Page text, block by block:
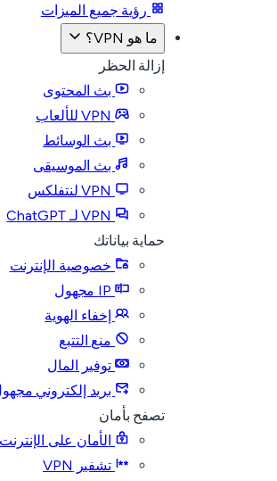
رؤية جميع الميزات
ما هو VPN؟
إزالة الحظر
بث المحتوى
VPN للألعاب
بث الوسائط
بث الموسيقى
VPN لنتفلكس
VPN لـ ChatGPT
حماية بياناتك
خصوصية الإنترنت
IP مجهول
إخفاء الهوية
منع التتبع
توفير المال
بريد إلكتروني مجهول
تصفح بأمان
الأمان على الإنترنت
تشفير VPN